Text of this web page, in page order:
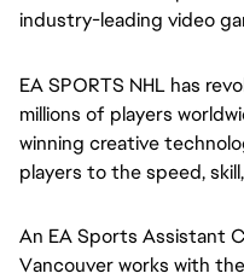
industry-leading video
EA SPORTS NHL has
millions of players
winning creative
players to the speed,
An EA Sports Assistant
Vancouver works with